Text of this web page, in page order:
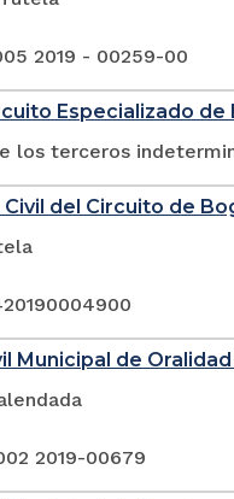
2019 - 00259-00
Especializado
los terceros
del Circuito de
Municipal de
2019-00679